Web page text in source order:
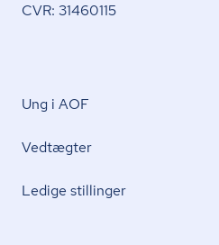
CVR: 31460115
Ung i AOF
Vedtægter
Ledige stillinger